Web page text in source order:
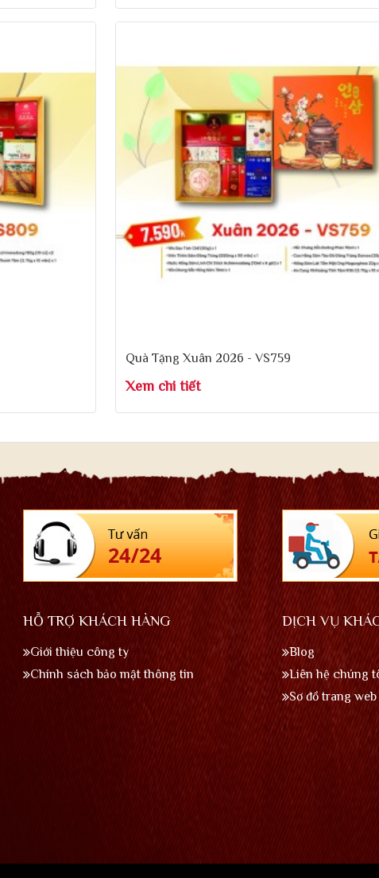
Quà Tặng Xuân 2026 - VS759
Xem chi tiết
HỖ TRỢ KHÁCH HÀNG
Giới thiệu công ty
Chính sách bảo mật thông tin
DỊCH VỤ
Blog
Liên hệ chúng
Sơ đồ trang web